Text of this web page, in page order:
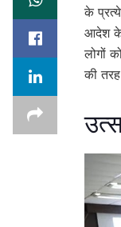
के
आदेश के
लोगों
की